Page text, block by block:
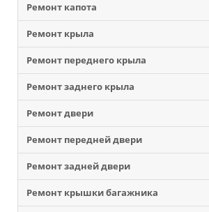
Ремонт капота
Ремонт крыла
Ремонт переднего крыла
Ремонт заднего крыла
Ремонт двери
Ремонт передней двери
Ремонт задней двери
Ремонт крышки багажника